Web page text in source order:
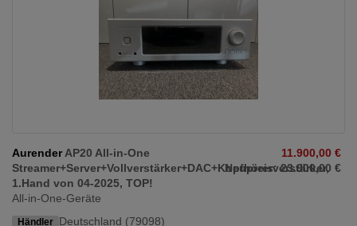
AurenderAP20 All-in-One
Streamer+Server+Vollverstärker+DAC+Kopfhörerverstärker,
1.Hand von 04-2025, TOP!
All-in-One-Geräte
Händler Deutschland (79098)
11.900,00 €
Neupreis: 23.900,00 €